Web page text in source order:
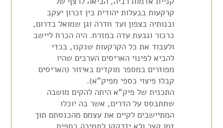
קרקעות בבעלות יהודית בין זכרון יעקב
ובנותיה בצפון ועד חדרה וגן שמואל בדרום,
כרכור וגבעת עדה במזרח. היה הכרח ליישב
ולעבוד את כל הקרקעות שנקנו, בכדי
להביא לפינוי האריסים הערבים שהיו
מפוזרים במספר מוקדים באיזור (האריסים
קבלו פיצוי כספי מפיק"א).
התכנית של פיק"א היתה להקים מושבה
שתתבסס על הדרים, אשר בה יוכלו
המתיישבים לקיים את עצמם מהכנסתם תוך